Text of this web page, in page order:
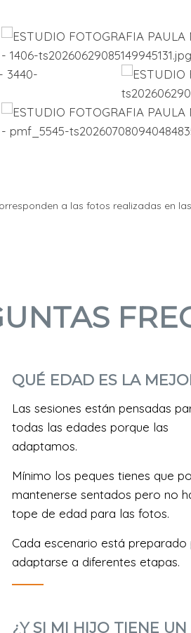
a las fotos realizadas en
QUÉ EDAD ES LA
Las sesiones están pensadas
todas las edades porque las
adaptamos.
Mínimo los peques tienes que
mantenerse sentados pero no
tope de edad para las fotos.
Cada escenario está preparado
adaptarse a diferentes etapas.
¿Y SI MI HIJO TIENE